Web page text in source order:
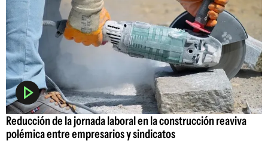
Reducción de la jornada laboral en la construcción reaviva
polémica entre empresarios y sindicatos